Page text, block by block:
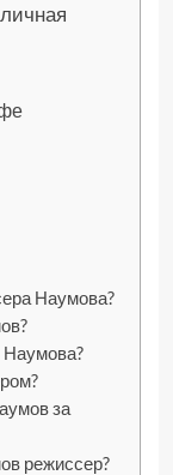
Наумова?
Наумова?
за
режиссер?